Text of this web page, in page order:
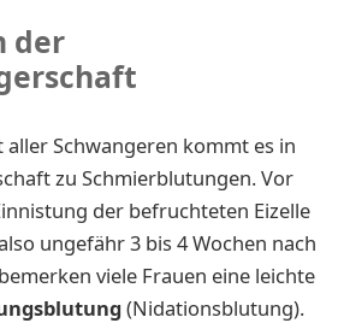
der
aller Schwangeren kommt es in
zu Schmierblutungen. Vor
der befruchteten Eizelle
ungefähr 3 bis 4 Wochen nach
viele Frauen eine leichte
(Nidationsblutung).